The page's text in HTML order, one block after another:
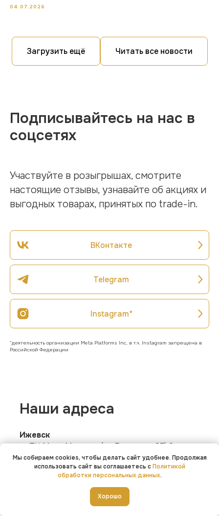
Мы собираем cookies, чтобы делать сайт удобнее. Продолжая
использовать сайт вы соглашаетесь сПолитикой
обработки персональных данных.
Хорошо
04.07.2026
Загрузить ещё Читать все новости
Подписывайтесь на нас в
соцсетях
Участвуйте в розыгрышах, смотрите
настоящие отзывы, узнавайте об акциях и
выгодных товарах, принятых по trade-in.
ВКонтакте
Telegram
Instagram*
*деятельность организации Meta Platforms Inc, в т.ч. Instagram запрещена в
Российской Федерации
Наши адреса
Ижевск
ТЦ Молл Матрица (ул. Баранова, 87) 2 этаж
Ежедневно: 10:00 — 22:00
+7 (991) 898-75-77